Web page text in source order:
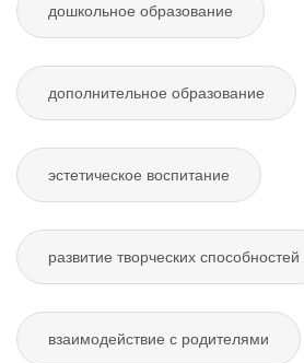
дошкольное образование
дополнительное образование
эстетическое воспитание
развитие творческих способностей
взаимодействие с родителями